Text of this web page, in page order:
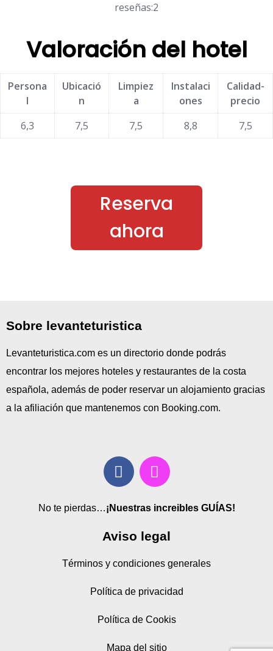
reseñas:2
Valoración del hotel
Persona
l
Ubicació
n
Limpiez
a
Instalaci
ones
Calidad-
precio
6,3
7,5 7,5 8,8 7,5
Reserva
ahora
Sobre levanteturistica
Levanteturistica.com es un directorio donde podrás
encontrar los mejores hoteles y restaurantes de la costa
española, además de poder reservar un alojamiento gracias
a la afiliación que mantenemos con Booking.com.
No te pierdas…¡Nuestras increibles GUÍAS!
Aviso legal
Términos y condiciones generales
Política de privacidad
Política de Cookis
Mapa del sitio